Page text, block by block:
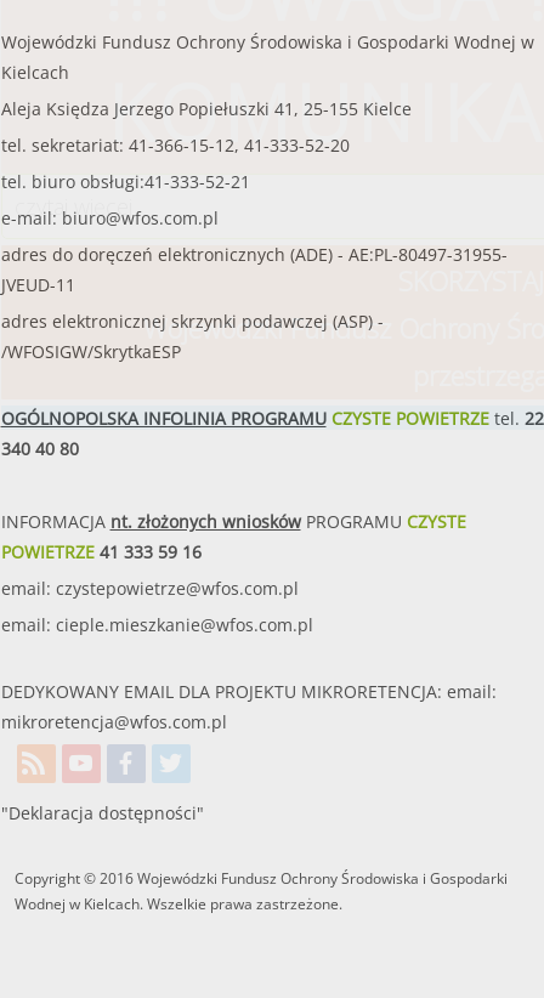
czytaj więcej
Wojewódzki Fundusz Ochrony
Wojewódzki Fundusz Ochrony Środowiska i Gospodarki Wodnej w
Kielcach
Aleja Księdza Jerzego Popiełuszki 41, 25-155 Kielce
tel. sekretariat: 41-366-15-12, 41-333-52-20
tel. biuro obsługi:41-333-52-21
e-mail: biuro@wfos.com.pl
adres do doręczeń elektronicznych (ADE) - AE:PL-80497-31955-
JVEUD-11
adres elektronicznej skrzynki podawczej (ASP) -
/WFOSIGW/SkrytkaESP
OGÓLNOPOLSKA INFOLINIA PROGRAMUCZYSTE POWIETRZEtel. 22
340 40 80
INFORMACJA nt. złożonych wnioskówPROGRAMU CZYSTE
POWIETRZE41 333 59 16
email: czystepowietrze@wfos.com.pl
email: cieple.mieszkanie@wfos.com.pl
DEDYKOWANY EMAIL DLA PROJEKTU MIKRORETENCJA: email:
mikroretencja@wfos.com.pl
"Deklaracja dostępności"
Copyright © 2016 Wojewódzki Fundusz Ochrony Środowiska i Gospodarki
Wodnej w Kielcach. Wszelkie prawa zastrzeżone.